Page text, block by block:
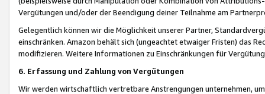
Vergütungen und/oder der Beendigung deiner Teilnahme am
Gelegentlich können wir die Möglichkeit unserer Partner,
einschränken. Amazon behält sich (ungeachtet etwaiger Fristen) das
modifizieren. Weitere Informationen zu Einschränkungen für
6. Erfassung und Zahlung von Vergütungen
Wir werden wirtschaftlich vertretbare Anstrengungen unternehmen,